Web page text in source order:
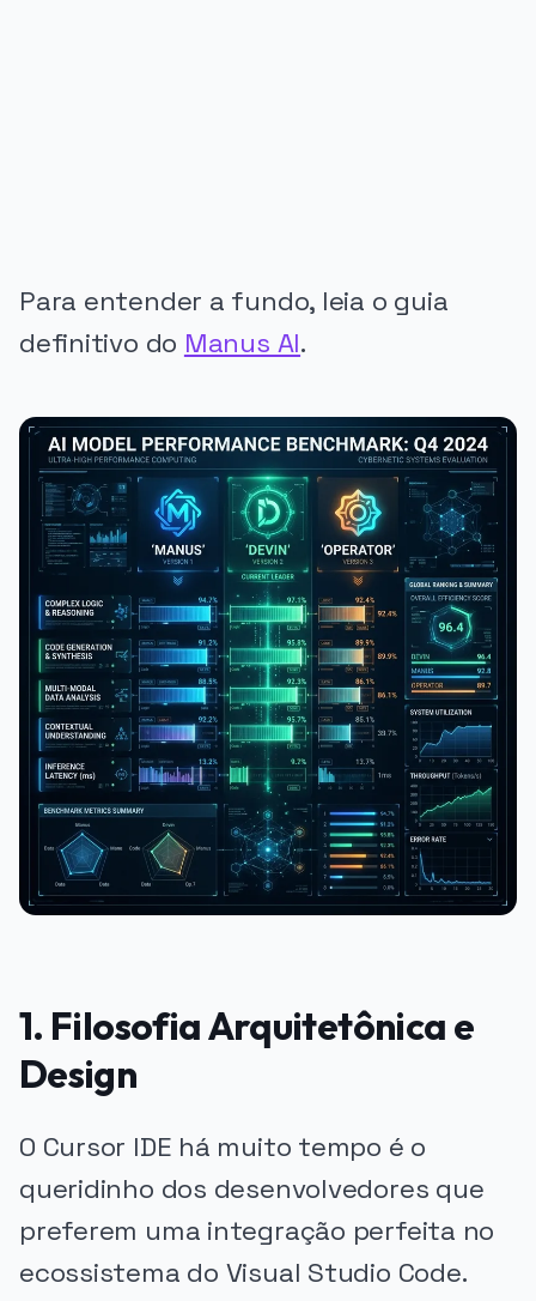
Para entender a fundo, leia o guia
definitivo do Manus AI.
1. Filosofia Arquitetônica e
Design
O Cursor IDE há muito tempo é o
queridinho dos desenvolvedores que
preferem uma integração perfeita no
ecossistema do Visual Studio Code.